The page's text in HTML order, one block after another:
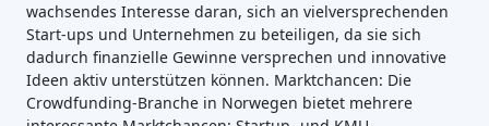
wachsendes Interesse daran, sich an vielversprechenden
Start-ups und Unternehmen zu beteiligen, da sie sich
dadurch finanzielle Gewinne versprechen und innovative
Ideen aktiv unterstützen können. Marktchancen: Die
Crowdfunding-Branche in Norwegen bietet mehrere